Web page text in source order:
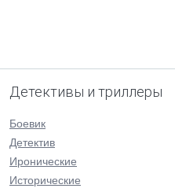
Детективы и триллеры
Боевик
Детектив
Иронические
Исторические